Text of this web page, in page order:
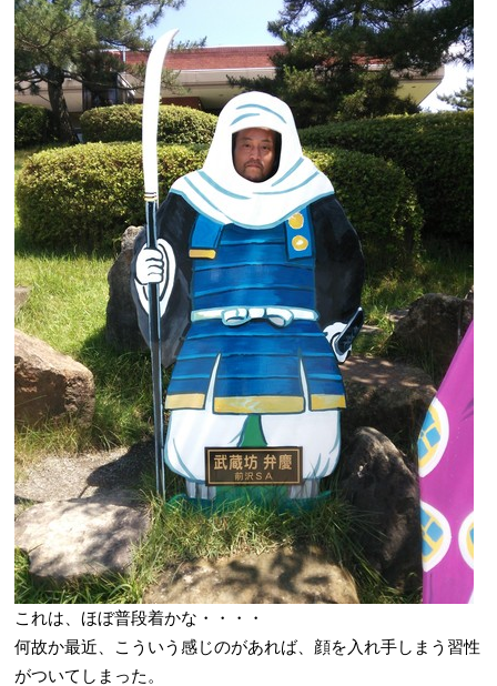
これは、ほぼ普段着かな・・・・
何故か最近、こういう感じのがあれば、顔を入れ手しまう習性
がついてしまった。